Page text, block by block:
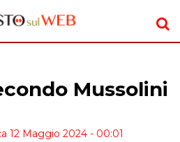
Mussolini
12 Maggio 2024 - 00:01